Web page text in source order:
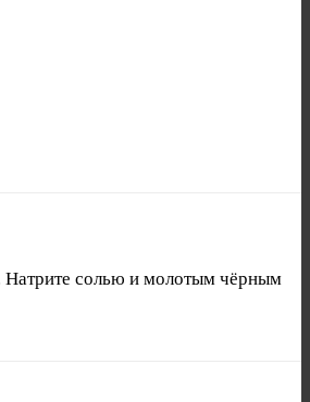
Натрите солью и молотым чёрным